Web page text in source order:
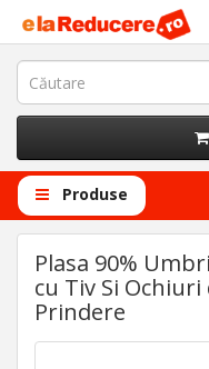
Produse
Plasa 90%
cu Tiv Si
Prindere